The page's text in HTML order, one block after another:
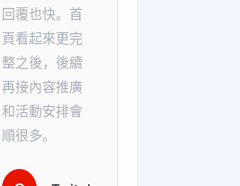
回覆也快。首
頁看起來更完
整之後，後續
再接內容推廣
和活動安排會
順很多。